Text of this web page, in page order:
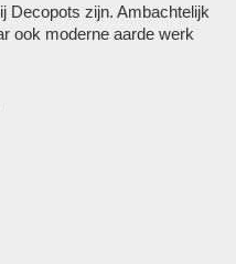
Decopots zijn. Ambachtelijk
ook moderne aarde werk